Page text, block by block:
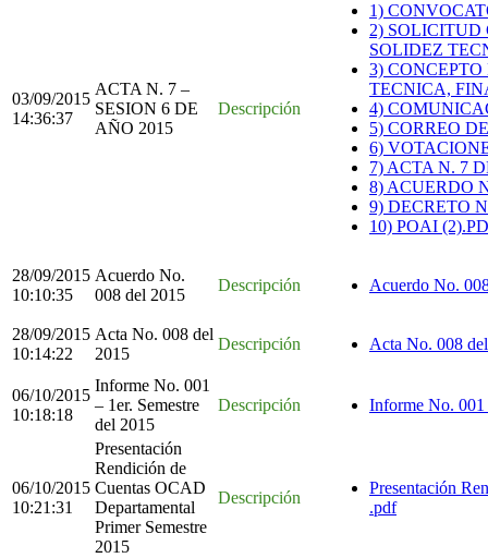
03/09/2015
14:36:37
ACTA N. 7 –
SESION 6 DE
AÑO 2015
Descripción
1)
2) SOLICITUD
SOLIDEZ
3)
TECNICA,
4)
5) CORREO
6)
7) ACTA N. 7
8) ACUERDO
9) DECRETO
10) POAI
28/09/2015
10:10:35
Acuerdo No.
008 del 2015
Descripción Acuerdo No.
28/09/2015
10:14:22
Acta No. 008 del
2015
Descripción Acta No. 008
06/10/2015
10:18:18
Informe No. 001
– 1er. Semestre
del 2015
Descripción Informe No. 001
06/10/2015
10:21:31
Presentación
Rendición de
Cuentas OCAD
Departamental
Primer Semestre
2015
Descripción
Presentación
.pdf